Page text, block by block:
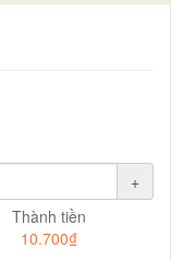
+
Thành tiền
10.700₫